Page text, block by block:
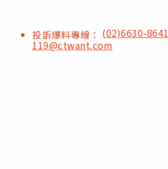
投訴爆料專線： (02)6630-8641
119@ctwant.com